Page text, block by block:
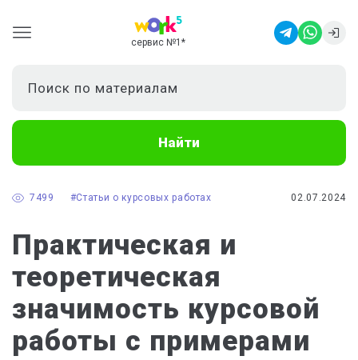
сервис №1 *
Найти
02.07.2024
#Статьи о курсовых работах
7499
Практическая и
теоретическая
значимость курсовой
работы с примерами